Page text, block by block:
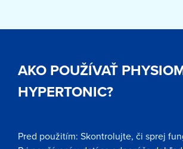
AKO POUŽÍVAŤ
HYPERTONIC?
Pred použitím: Skontrolujte, či sprej